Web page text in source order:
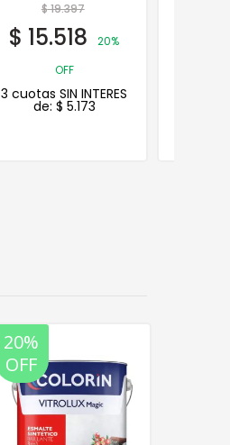
$268.675
$ 174.639
35% OFF
3 cuotas SIN INTERES
de: $58.213
20%
OFF